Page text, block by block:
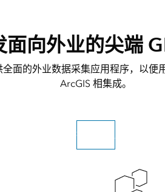
面向外业的尖端
面的外业数据采集应用程序，以便
ArcGIS 相集成。
搜索职位